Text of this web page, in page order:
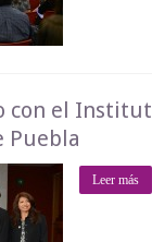
con el
Puebla
Leer más